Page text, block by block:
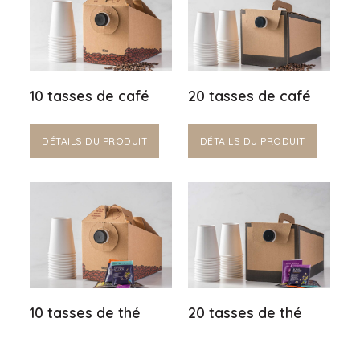
10 tasses de café
DÉTAILS DU PRODUIT
20 tasses de café
DÉTAILS DU PRODUIT
10 tasses de thé 20 tasses de thé